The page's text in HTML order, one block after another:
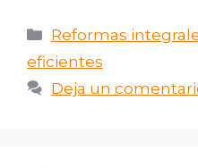
Reformas
eficientes
Deja un